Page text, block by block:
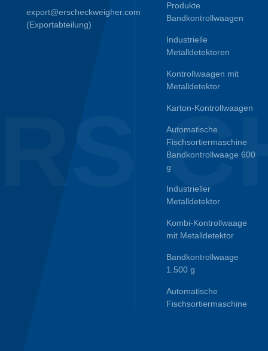
export@erscheckweigher.com
(Exportabteilung)
Produkte
Bandkontrollwaagen
Industrielle
Metalldetektoren
Kontrollwaagen mit
Metalldetektor
Karton-Kontrollwaagen
Automatische
Fischsortiermaschine
Bandkontrollwaage 600
g
Industrieller
Metalldetektor
Kombi-Kontrollwaage
mit Metalldetektor
Bandkontrollwaage
1.500 g
Automatische
Fischsortiermaschine